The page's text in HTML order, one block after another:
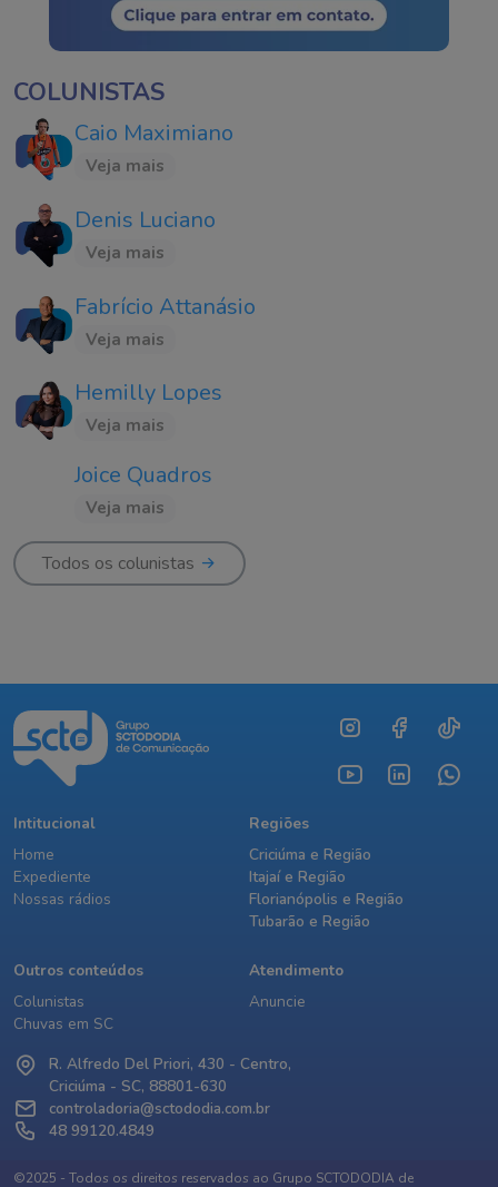
COLUNISTAS
Caio Maximiano
Veja mais
Denis Luciano
Veja mais
Fabrício Attanásio
Veja mais
Hemilly Lopes
Veja mais
Joice Quadros
Veja mais
Todos os colunistas
Intitucional
Home
Expediente
Nossas rádios
Regiões
Criciúma e Região
Itajaí e Região
Florianópolis e Região
Tubarão e Região
Outros conteúdos
Colunistas
Chuvas em SC
Atendimento
Anuncie
R. Alfredo Del Priori, 430 - Centro,
Criciúma - SC, 88801-630
controladoria@sctododia.com.br
48 99120.4849
©2025 - Todos os direitos reservados ao Grupo SCTODODIA de